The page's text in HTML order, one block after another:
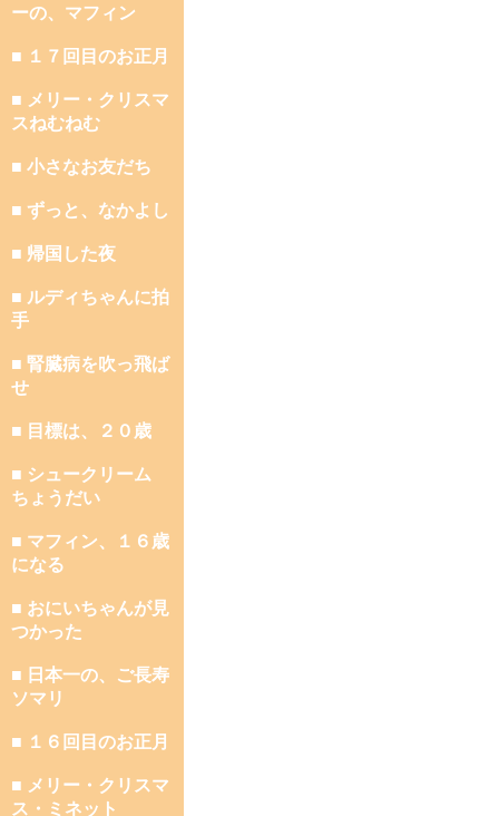
ーの、マフィン
■ １７回目のお正月
■ メリー・クリスマ
スねむねむ
■ 小さなお友だち
■ ずっと、なかよし
■ 帰国した夜
■ ルディちゃんに拍
手
■ 腎臓病を吹っ飛ば
せ
■ 目標は、２０歳
■ シュークリーム
ちょうだい
■ マフィン、１６歳
になる
■ おにいちゃんが見
つかった
■ 日本一の、ご長寿
ソマリ
■ １６回目のお正月
■ メリー・クリスマ
ス・ミネット